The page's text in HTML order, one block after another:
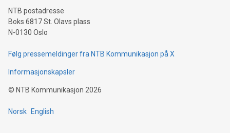
NTB postadresse
Boks 6817 St. Olavs plass
N-0130 Oslo
Følg pressemeldinger fra NTB Kommunikasjon på X
Informasjonskapsler
© NTB Kommunikasjon 2026
Norsk English